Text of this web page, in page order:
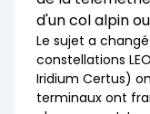
d'un col alpin
Le sujet a
constellations
Iridium Certus)
terminaux ont